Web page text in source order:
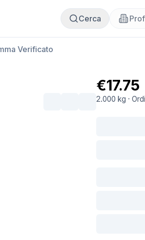
Cerca
Verificato
€17.75
2.000 kg ·